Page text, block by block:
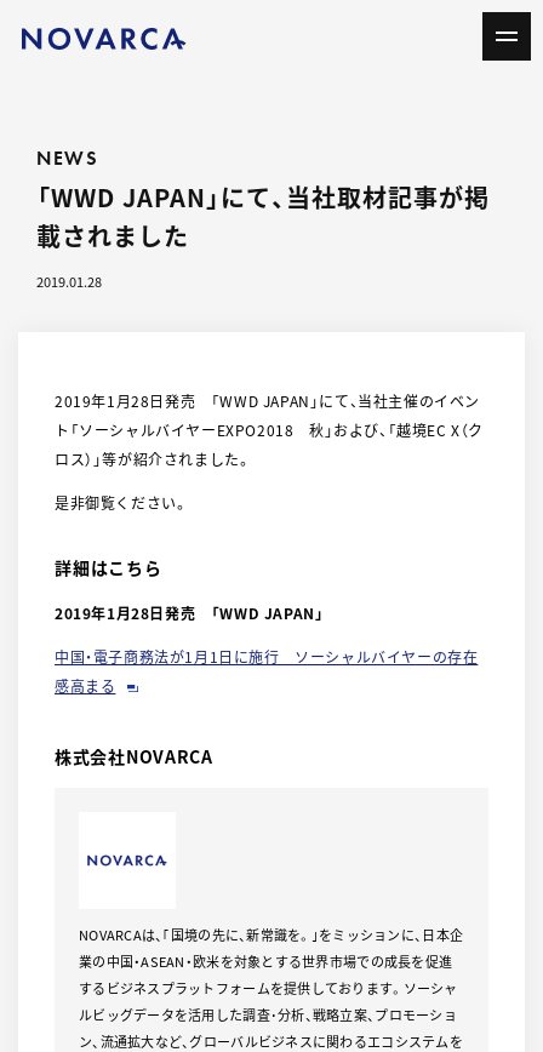
NEWS
「WWD JAPAN」にて、当社取材記事が掲
載されました
2019.01.28
2019年1月28日発売 「WWD JAPAN」にて、当社主催のイベン
ト「ソーシャルバイヤーEXPO2018 秋」および、「越境EC X（ク
ロス）」等が紹介されました。
是非御覧ください。
詳細はこちら
2019年1月28日発売 「WWD JAPAN」
中国・電子商務法が1月1日に施行 ソーシャルバイヤーの存在
感高まる
株式会社NOVARCA
NOVARCAは、｢国境の先に、新常識を。｣をミッションに、日本企
業の中国・ASEAN・欧米を対象とする世界市場での成長を促進
するビジネスプラットフォームを提供しております。ソーシャ
ルビッグデータを活用した調査･分析、戦略立案、プロモーショ
ン、流通拡大など、グローバルビジネスに関わるエコシステムを